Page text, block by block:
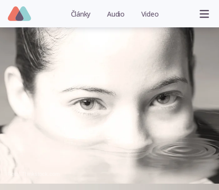
Články Audio Video
Foto: Thinkstock.com